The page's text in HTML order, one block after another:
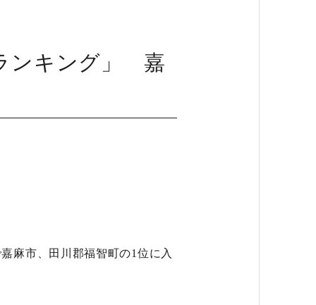
ンキング」 嘉
麻市、田川郡福智町の1位に入